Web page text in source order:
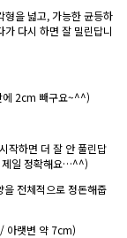
을 넓고, 가능한 균등하
다시 하면 잘 밀린답니
에 2cm 빼구요~^^)
작하면 더 잘 안 풀린답
제일 정확해요…^^)
전체적으로 정돈해줍
아랫변 약 7cm)